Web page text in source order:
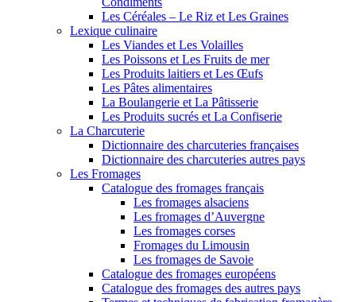
Les Céréales – Le Riz et Les Graines
Lexique culinaire
Les Viandes et Les Volailles
Les Poissons et Les Fruits de mer
Les Produits laitiers et Les Œufs
Les Pâtes alimentaires
La Boulangerie et La Pâtisserie
Les Produits sucrés et La Confiserie
La Charcuterie
Dictionnaire des charcuteries françaises
Dictionnaire des charcuteries autres pays
Les Fromages
Catalogue des fromages français
Les fromages alsaciens
Les fromages d’Auvergne
Les fromages corses
Fromages du Limousin
Les fromages de Savoie
Catalogue des fromages européens
Catalogue des fromages des autres pays